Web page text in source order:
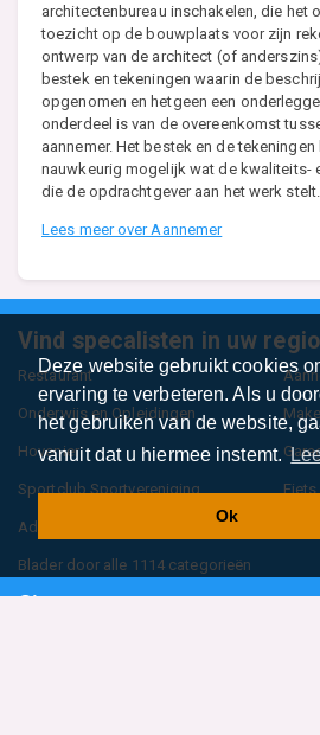
Deze website gebruikt cookies
ervaring te verbeteren. Als u
het gebruiken van de website,
vanuit dat u hiermee instemt.
Ok
architectenbureau inschakelen, die het
toezicht op de bouwplaats voor zijn
ontwerp van de architect (of
bestek en tekeningen waarin de
opgenomen en hetgeen een
onderdeel is van de overeenkomst
aannemer. Het bestek en de
nauwkeurig mogelijk wat de kwaliteits-
die de opdrachtgever aan het werk stelt.
Lees meer over Aannemer
Vind specalisten in uw regio
Restaurant
Onderwijs en Opleidingen
Hovenier
Sportclub Sportvereniging
Administratiekantoor
Blader door alle 1114 categorieën
Sitemap